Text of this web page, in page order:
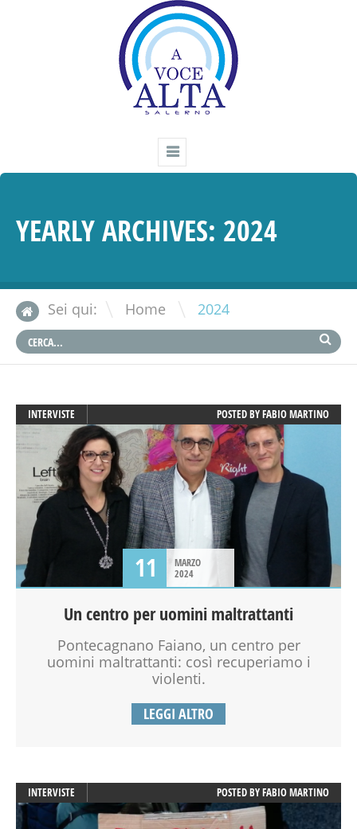
YEARLY ARCHIVES: 2024
Sei qui: Home \ 2024
INTERVISTE POSTED BYFABIO MARTINO
11
MARZO
2024
Un centro per uomini maltrattanti
Pontecagnano Faiano, un centro per
uomini maltrattanti: così recuperiamo i
violenti.
LEGGI ALTRO
INTERVISTE POSTED BYFABIO MARTINO